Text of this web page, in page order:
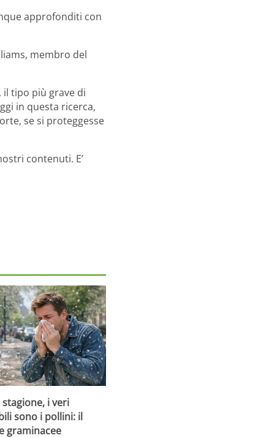
approfonditi con
membro del
tipo più grave di
in questa ricerca,
se si proteggesse
contenuti. E’
i veri
sono i pollini: il
graminacee